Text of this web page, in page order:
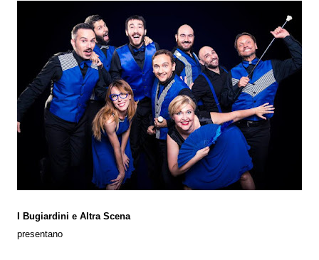
I Bugiardini e Altra Scena
presentano